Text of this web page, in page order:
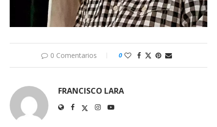
0 Comentarios 0
FRANCISCO LARA